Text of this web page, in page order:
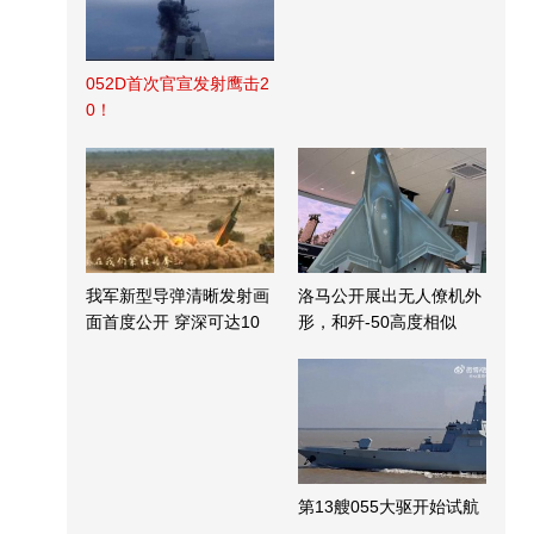
052D首次官宣发射鹰击2
0！
我军新型导弹清晰发射画
面首度公开 穿深可达10
洛马公开展出无人僚机外
形，和歼-50高度相似
第13艘055大驱开始试航